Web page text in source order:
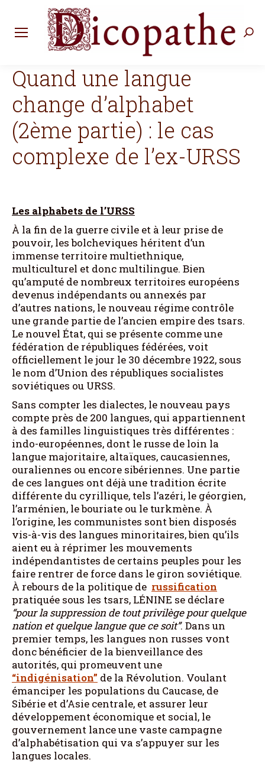
Quand une langue
change d’alphabet
(2ème partie) : le cas
complexe de l’ex-URSS
Les alphabets de l’URSS
À la fin de la guerre civile et à leur prise de
pouvoir, les bolcheviques héritent d’un
immense territoire multiethnique,
multiculturel et donc multilingue. Bien
qu’amputé de nombreux territoires européens
devenus indépendants ou annexés par
d’autres nations, le nouveau régime contrôle
une grande partie de l’ancien empire des tsars.
Le nouvel État, qui se présente comme une
fédération de républiques fédérées, voit
officiellement le jour le 30 décembre 1922, sous
le nom d’Union des républiques socialistes
soviétiques ou URSS.
Sans compter les dialectes, le nouveau pays
compte près de 200 langues, qui appartiennent
à des familles linguistiques très différentes :
indo-européennes, dont le russe de loin la
langue majoritaire, altaïques, caucasiennes,
ouraliennes ou encore sibériennes. Une partie
de ces langues ont déjà une tradition écrite
différente du cyrillique, tels l’azéri, le géorgien,
l’arménien, le bouriate ou le turkmène. À
l’origine, les communistes sont bien disposés
vis-à-vis des langues minoritaires, bien qu’ils
aient eu à réprimer les mouvements
indépendantistes de certains peuples pour les
faire rentrer de force dans le giron soviétique.
À rebours de la politique de russification
pratiquée sous les tsars, LÉNINE se déclare
“pour la suppression de tout privilège pour quelque
nation et quelque langue que ce soit”. Dans un
premier temps, les langues non russes vont
donc bénéficier de la bienveillance des
autorités, qui promeuvent une
“indigénisation” de la Révolution. Voulant
émanciper les populations du Caucase, de
Sibérie et d’Asie centrale, et assurer leur
développement économique et social, le
gouvernement lance une vaste campagne
d’alphabétisation qui va s’appuyer sur les
langues locales.